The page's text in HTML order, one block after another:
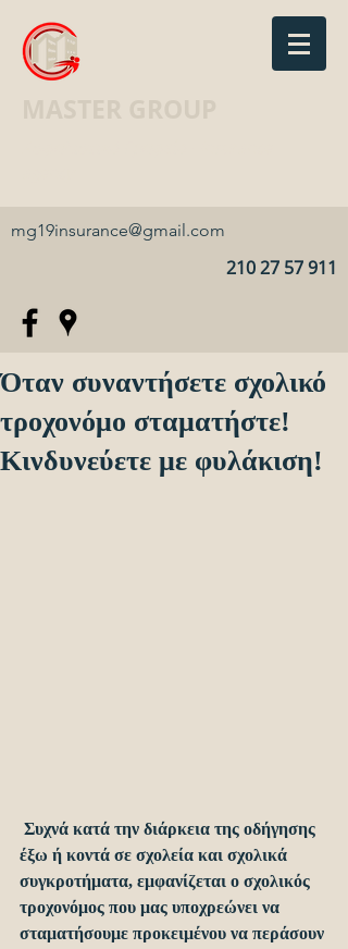
mg19insurance@gmail.com
210 27 57 911
Όταν συναντήσετε σχολικό
τροχονόμο σταματήστε!
Κινδυνεύετε με φυλάκιση!
έξω ή κοντά σε σχολεία και σχολικά
συγκροτήματα, εμφανίζεται ο σχολικός
τροχονόμος που μας υποχρεώνει να
σταματήσουμε προκειμένου να περάσουν